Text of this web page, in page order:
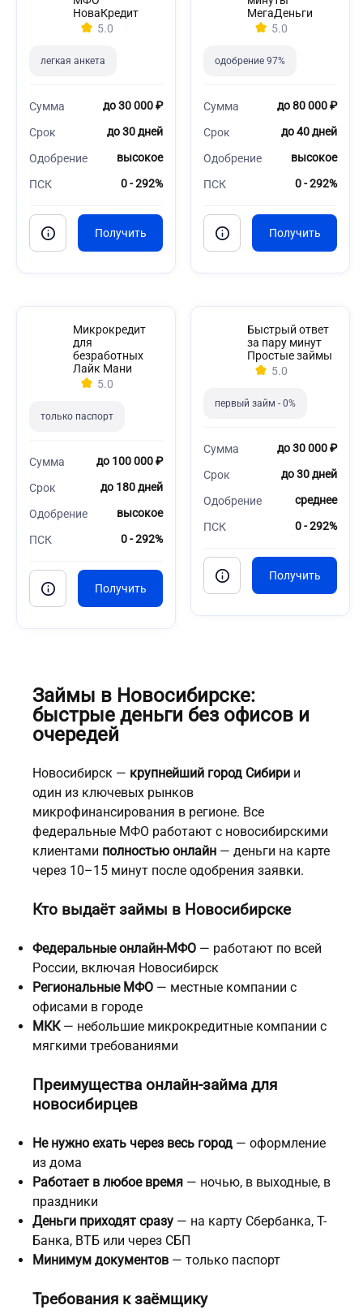
НоваКредит
5.0
легкая анкета
Сумма до 30 000 ₽
Срок до 30 дней
Одобрение высокое
ПСК 0 - 292%
МегаДеньги
5.0
одобрение 97%
Сумма до 80 000 ₽
Срок до 40 дней
Одобрение высокое
ПСК 0 - 292%
Микрокредит
для
безработных
Лайк Мани
5.0
только паспорт
Сумма до 100 000 ₽
Срок до 180 дней
Одобрение высокое
ПСК 0 - 292%
Быстрый ответ
за пару минут
Простые займы
5.0
первый займ - 0%
Сумма до 30 000 ₽
Срок до 30 дней
Одобрение среднее
ПСК 0 - 292%
Займы в Новосибирске:
быстрые деньги без офисов и
очередей
Новосибирск — крупнейший город Сибири и
один из ключевых рынков
микрофинансирования в регионе. Все
федеральные МФО работают с новосибирскими
клиентами полностью онлайн — деньги на карте
через 10–15 минут после одобрения заявки.
Кто выдаёт займы в Новосибирске
Федеральные онлайн-МФО — работают по всей
России, включая Новосибирск
Региональные МФО — местные компании с
офисами в городе
МКК— небольшие микрокредитные компании с
мягкими требованиями
Преимущества онлайн-займа для
новосибирцев
Не нужно ехать через весь город — оформление
из дома
Работает в любое время — ночью, в выходные, в
праздники
Деньги приходят сразу — на карту Сбербанка, Т-
Банка, ВТБ или через СБП
Минимум документов — только паспорт
Требования к заёмщику